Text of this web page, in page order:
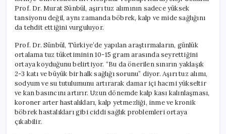
Prof. Dr. Murat Sünbül, aşırı tuz alımının sadece yüksek
tansiyonu değil, aynı zamanda böbrek, kalp ve mide sağlığını
da tehdit ettiğini vurguluyor.
Prof. Dr. Sünbül, Türkiye’de yapılan araştırmaların, günlük
ortalama tuz tüketiminin 10-15 gram arasında seyrettiğini
ortaya koyduğunu belirtiyor. “Bu da önerilen sınırın yaklaşık
2-3 katı ve büyük bir halk sağlığı sorunu” diyor. Aşırı tuz alımı,
sodyum ve su tutulumunu artırarak damar içi hacmi yükseltir
ve kan basıncını artırır. Uzun dönemde kalp kası kalınlaşması,
koroner arter hastalıkları, kalp yetmezliği, inme ve kronik
böbrek hastalıkları gibi ciddi sağlık problemleri ortaya
çıkabilir.